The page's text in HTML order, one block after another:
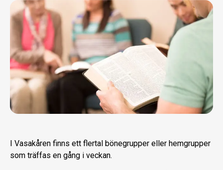
I Vasakåren finns ett flertal bönegrupper eller hemgrupper
som träffas en gång i veckan.